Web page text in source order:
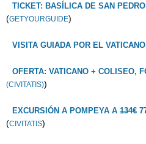
TICKET: BASÍLICA DE SAN
(GETYOURGUIDE)
VISITA GUIADA POR EL
OFERTA: VATICANO + COLISEO,
(CIVITATIS))
EXCURSIÓN A POMPEYA A 134€
(CIVITATIS)